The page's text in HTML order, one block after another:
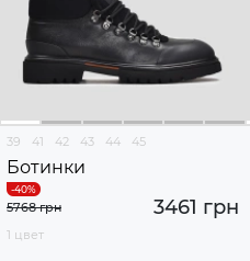
39 41 42 43 44 45
Ботинки
3461 грн
5768 грн
1 цвет